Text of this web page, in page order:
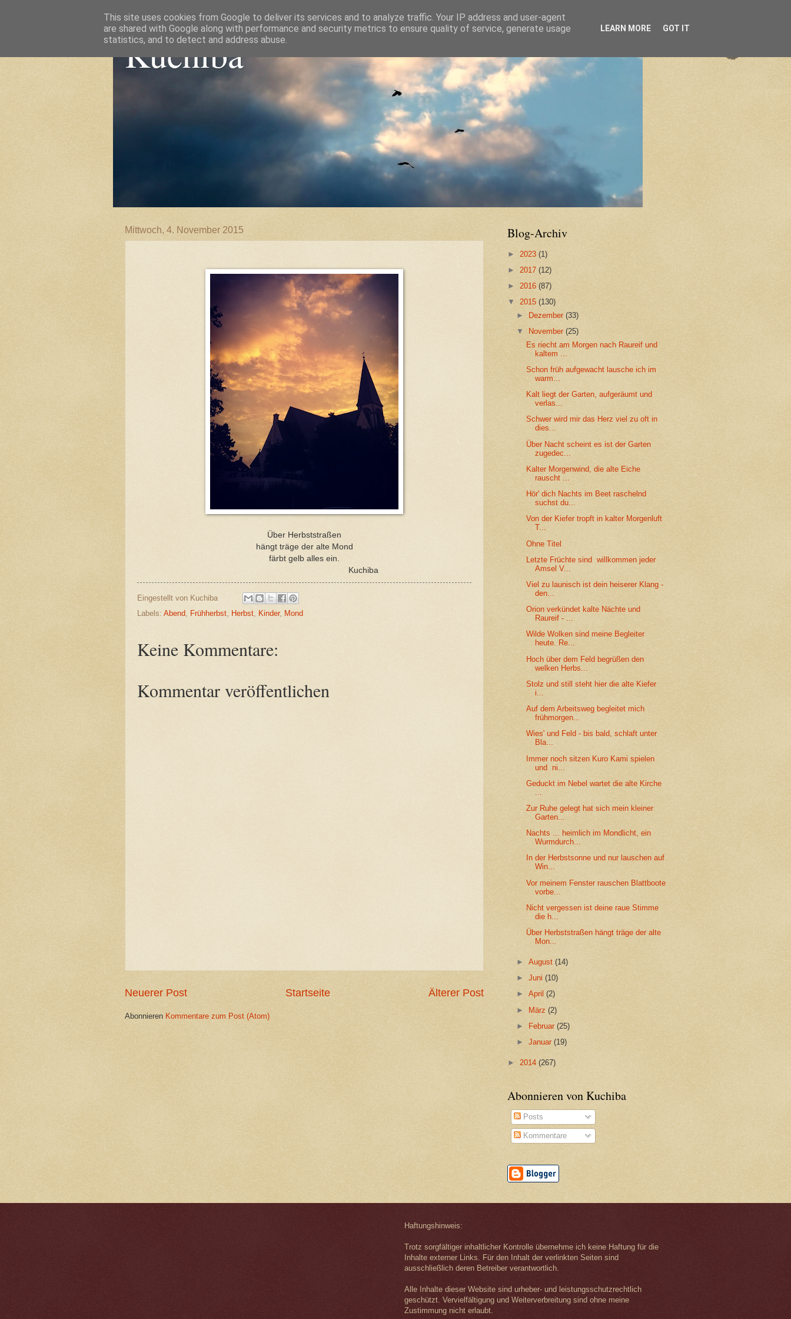
Kuchiba
Mittwoch, 4. November 2015
Über Herbststraßen
hängt träge der alte Mond
färbt gelb alles ein.
Kuchiba
Eingestellt von Kuchiba
Labels: Abend, Frühherbst, Herbst, Kinder, Mond
Keine Kommentare:
Kommentar veröffentlichen
Neuerer Post Älterer Post
Startseite
Abonnieren Kommentare zum Post (Atom)
Blog-Archiv
► 2023 (1)
► 2017 (12)
► 2016 (87)
▼ 2015 (130)
►
Dezember(33)
▼
November(25)
Es riecht am Morgen nach Raureif und
kaltem ...
Schon früh aufgewacht lausche ich im
warm...
Kalt liegt der Garten, aufgeräumt und
verlas...
Schwer wird mir das Herz viel zu oft in
dies...
Über Nacht scheint es ist der Garten
zugedec...
Kalter Morgenwind, die alte Eiche
rauscht ...
Hör' dich Nachts im Beet raschelnd
suchst du...
Von der Kiefer tropft in kalter Morgenluft
T...
Ohne Titel
Letzte Früchte sind willkommen jeder
Amsel V...
Viel zu launisch ist dein heiserer Klang -
den...
Orion verkündet kalte Nächte und
Raureif - ...
Wilde Wolken sind meine Begleiter
heute. Re...
Hoch über dem Feld begrüßen den
welken Herbs...
Stolz und still steht hier die alte Kiefer
i...
Auf dem Arbeitsweg begleitet mich
frühmorgen...
Wies' und Feld - bis bald, schlaft unter
Bla...
Immer noch sitzen Kuro Kami spielen
und ni...
Geduckt im Nebel wartet die alte Kirche
Zur Ruhe gelegt hat sich mein kleiner
Garten...
Nachts ... heimlich im Mondlicht, ein
Wurmdurch...
In der Herbstsonne und nur lauschen auf
Win...
Vor meinem Fenster rauschen Blattboote
vorbe...
Nicht vergessen ist deine raue Stimme
die h...
Über Herbststraßen hängt träge der alte
Mon...
►August(14)
►Juni(10)
►April(2)
► März(2)
►
Februar(25)
►Januar(19)
► 2014 (267)
Abonnieren von Kuchiba
Posts
Kommentare
Haftungshinweis:
Trotz sorgfältiger inhaltlicher Kontrolle übernehme ich keine Haftung für die
Inhalte externer Links. Für den Inhalt der verlinkten Seiten sind
ausschließlich deren Betreiber verantwortlich.
Alle Inhalte dieser Website sind urheber- und leistungsschutzrechtlich
geschützt. Vervielfältigung und Weiterverbreitung sind ohne meine
Zustimmung nicht erlaubt.
This site uses cookies from Google to deliver its services and to analyze traffic. Your IP address and user-agent
are shared with Google along with performance and security metrics to ensure quality of service, generate usage
statistics, and to detect and address abuse.
LEARN MORE GOT IT